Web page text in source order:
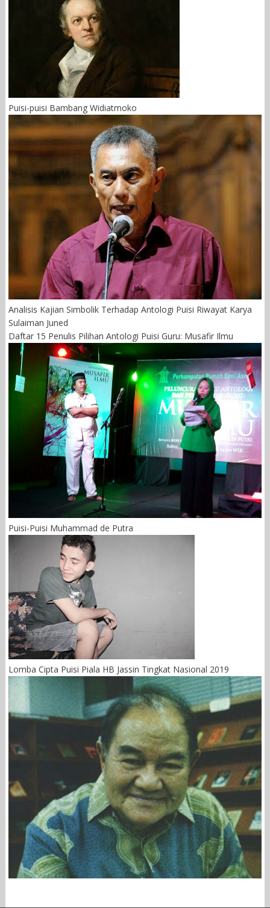
Puisi-puisi Bambang Widiatmoko
Analisis Kajian Simbolik Terhadap Antologi Puisi Riwayat Karya
Sulaiman Juned
Daftar 15 Penulis Pilihan Antologi Puisi Guru: Musafir Ilmu
Puisi-Puisi Muhammad de Putra
Lomba Cipta Puisi Piala HB Jassin Tingkat Nasional 2019